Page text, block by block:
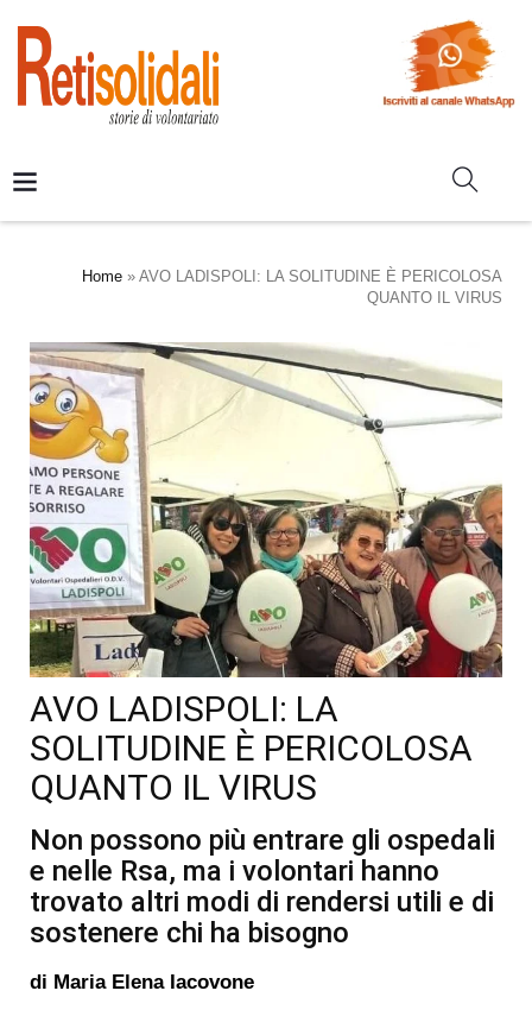
Home » AVO LADISPOLI: LA SOLITUDINE È PERICOLOSA
QUANTO IL VIRUS
AVO LADISPOLI: LA
SOLITUDINE È PERICOLOSA
QUANTO IL VIRUS
Non possono più entrare gli ospedali
e nelle Rsa, ma i volontari hanno
trovato altri modi di rendersi utili e di
sostenere chi ha bisogno
di Maria Elena Iacovone